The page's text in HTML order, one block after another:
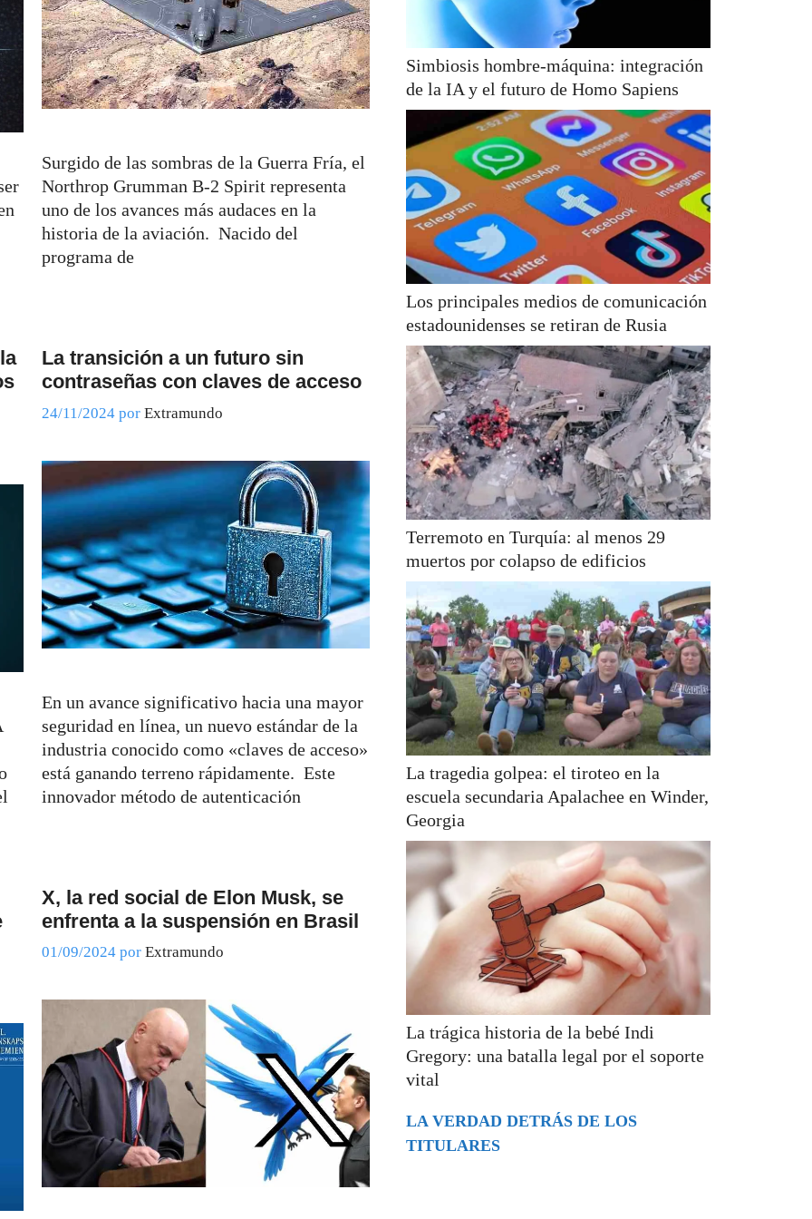
Surgido de las sombras de la Guerra Fría, el
Northrop Grumman B-2 Spirit representa
uno de los avances más audaces en la
historia de la aviación. Nacido del
programa de
La transición a un futuro sin
contraseñas con claves de acceso
24/11/2024 por Extramundo
En un avance significativo hacia una mayor
seguridad en línea, un nuevo estándar de la
industria conocido como «claves de acceso»
está ganando terreno rápidamente. Este
innovador método de autenticación
X, la red social de Elon Musk, se
enfrenta a la suspensión en Brasil
01/09/2024 por Extramundo
Simbiosis hombre-máquina: integración
de la IA y el futuro de Homo Sapiens
Los principales medios de comunicación
estadounidenses se retiran de Rusia
Terremoto en Turquía: al menos 29
muertos por colapso de edificios
La tragedia golpea: el tiroteo en la
escuela secundaria Apalachee en Winder,
Georgia
La trágica historia de la bebé Indi
Gregory: una batalla legal por el soporte
vital
LA VERDAD DETRÁS DE LOS
TITULARES